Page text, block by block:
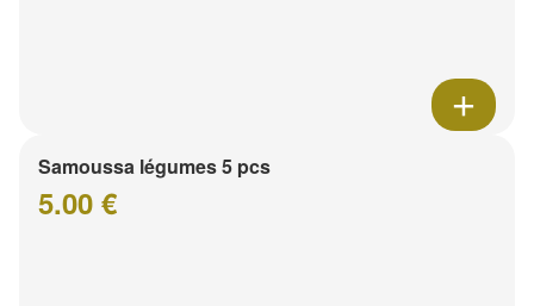
Samoussa légumes 5 pcs
5.00 €